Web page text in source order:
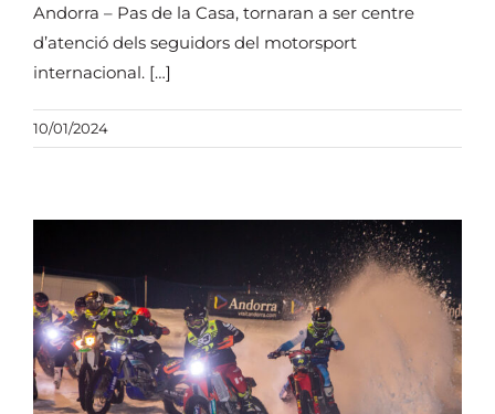
Andorra – Pas de la Casa, tornaran a ser centre
d’atenció dels seguidors del motorsport
internacional. […]
10/01/2024